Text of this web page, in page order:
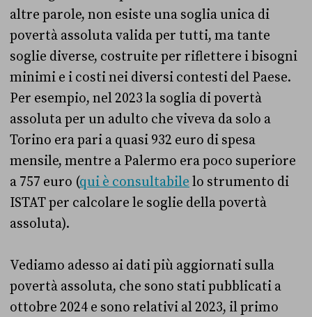
altre parole, non esiste una soglia unica di
povertà assoluta valida per tutti, ma tante
soglie diverse, costruite per riflettere i bisogni
minimi e i costi nei diversi contesti del Paese.
Per esempio, nel 2023 la soglia di povertà
assoluta per un adulto che viveva da solo a
Torino era pari a quasi 932 euro di spesa
mensile, mentre a Palermo era poco superiore
a 757 euro (qui è consultabile lo strumento di
ISTAT per calcolare le soglie della povertà
assoluta).
Vediamo adesso ai dati più aggiornati sulla
povertà assoluta, che sono stati pubblicati a
ottobre 2024 e sono relativi al 2023, il primo